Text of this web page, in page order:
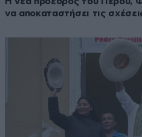
να αποκαταστήσει τις